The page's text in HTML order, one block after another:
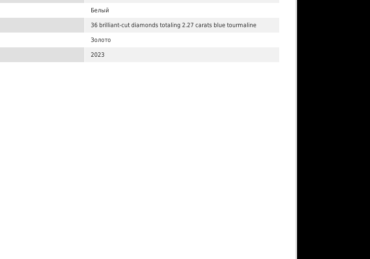
Белый
36 brilliant-cut diamonds totaling 2.27 carats blue tourmaline
Золото
2023